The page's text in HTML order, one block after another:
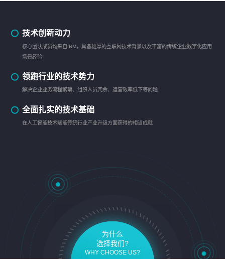
技术创新动力
核心团队成员均来自IBM，具备雄厚的互联网技术背景以及丰富的传统企业数字化应用
场景经验
领跑行业的技术势力
解决企业业务流程繁琐、组织人员冗余、运营效率低下等问题
全面扎实的技术基础
在人工智能技术赋能传统行业产业升级方面获得的相当成就
为什么
选择我们?
WHY CHOOSE US?